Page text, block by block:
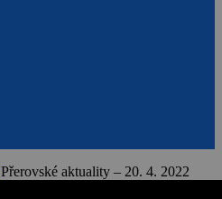
Přerovské aktuality – 20. 4. 2022